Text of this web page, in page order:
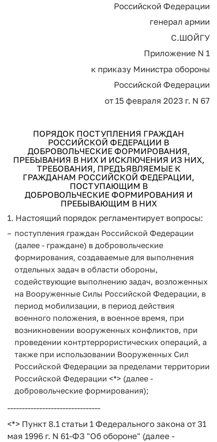
Российской Федерации
генерал армии
С.ШОЙГУ
Приложение N 1
к приказу Министра обороны
Российской Федерации
от 15 февраля 2023 г. N 67
ПОРЯДОК ПОСТУПЛЕНИЯ ГРАЖДАН
РОССИЙСКОЙ ФЕДЕРАЦИИ В
ДОБРОВОЛЬЧЕСКИЕ ФОРМИРОВАНИЯ,
ПРЕБЫВАНИЯ В НИХ И ИСКЛЮЧЕНИЯ ИЗ НИХ,
ТРЕБОВАНИЯ, ПРЕДЪЯВЛЯЕМЫЕ К
ГРАЖДАНАМ РОССИЙСКОЙ ФЕДЕРАЦИИ,
ПОСТУПАЮЩИМ В
ДОБРОВОЛЬЧЕСКИЕ ФОРМИРОВАНИЯ И
ПРЕБЫВАЮЩИМ В НИХ
1. Настоящий порядок регламентирует вопросы:
поступления граждан Российской Федерации
(далее - граждане) в добровольческие
формирования, создаваемые для выполнения
отдельных задач в области обороны,
содействующие выполнению задач, возложенных
на Вооруженные Силы Российской Федерации, в
период мобилизации, в период действия
военного положения, в военное время, при
возникновении вооруженных конфликтов, при
проведении контртеррористических операций, а
также при использовании Вооруженных Сил
Российской Федерации за пределами территории
Российской Федерации <*> (далее -
добровольческие формирования);
--------------------------------
<*> Пункт 8.1 статьи 1 Федерального закона от 31
мая 1996 г. N 61-ФЗ "Об обороне" (далее -